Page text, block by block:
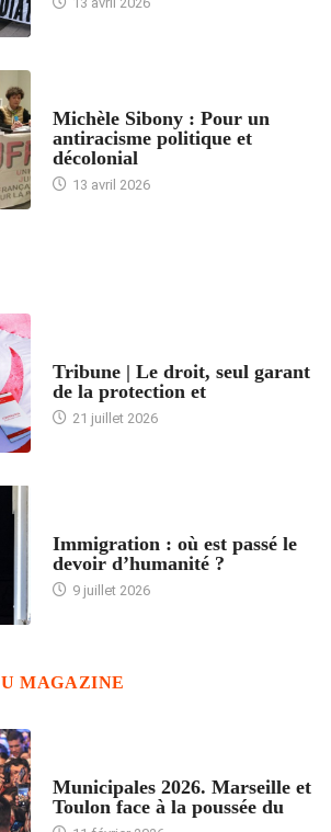
Michèle Sibony : Pour un
antiracisme politique et
décolonial
13 avril 2026
Tribune | Le droit, seul garant
de la protection et
21 juillet 2026
Immigration : où est passé le
devoir d’humanité ?
9 juillet 2026
MAGAZINE
Municipales 2026. Marseille et
Toulon face à la poussée du